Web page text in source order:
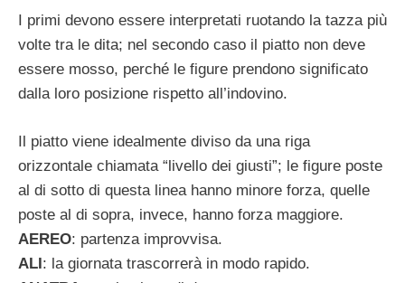
I primi devono essere interpretati ruotando la tazza più
volte tra le dita; nel secondo caso il piatto non deve
essere mosso, perché le figure prendono significato
dalla loro posizione rispetto all’indovino.
Il piatto viene idealmente diviso da una riga
orizzontale chiamata “livello dei giusti”; le figure poste
al di sotto di questa linea hanno minore forza, quelle
poste al di sopra, invece, hanno forza maggiore.
AEREO: partenza improvvisa.
ALI: la giornata trascorrerà in modo rapido.